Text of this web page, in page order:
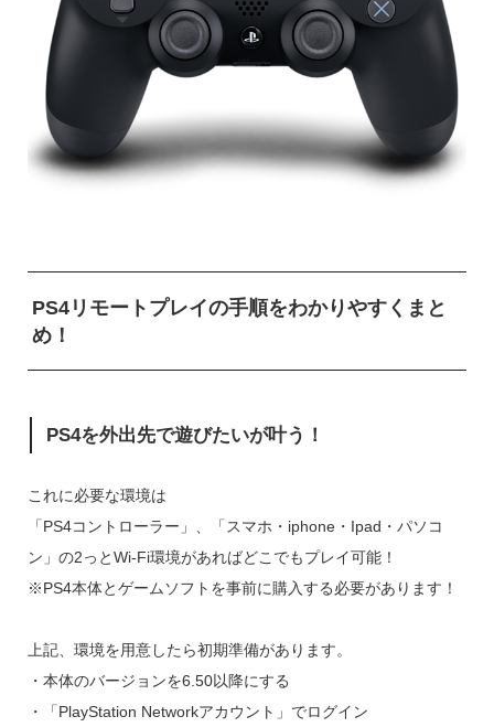
PS4リモートプレイの手順をわかりやすくまと
め！
PS4を外出先で遊びたいが叶う！
これに必要な環境は
「PS4コントローラー」、「スマホ・iphone・Ipad・パソコ
ン」の2っとWi-Fi環境があればどこでもプレイ可能！
※PS4本体とゲームソフトを事前に購入する必要があります！
上記、環境を用意したら初期準備があります。
・本体のバージョンを6.50以降にする
・「PlayStation Networkアカウント」でログイン